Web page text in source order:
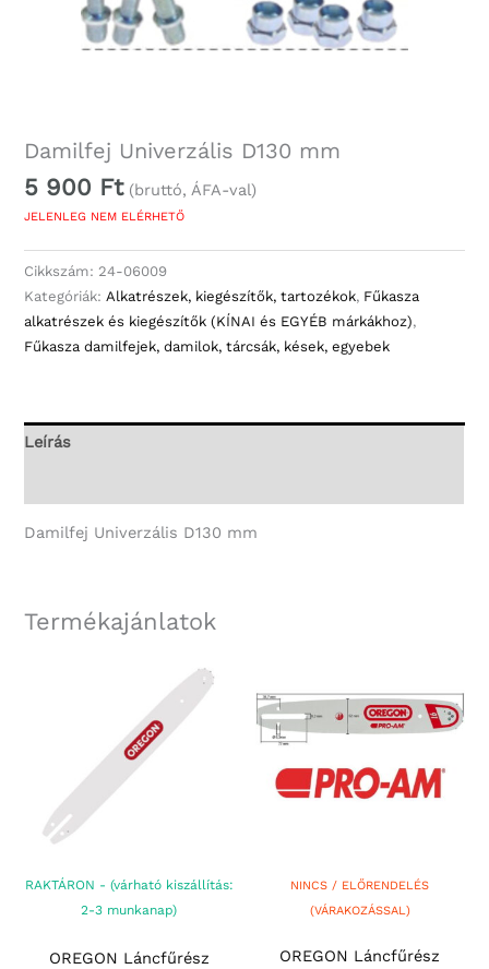
Damilfej Univerzális D130 mm
5 900 Ft (bruttó, ÁFA-val)
JELENLEG NEM ELÉRHETŐ
Cikkszám: 24-06009
Kategóriák: Alkatrészek, kiegészítők, tartozékok, Fűkasza
alkatrészek és kiegészítők (KÍNAI és EGYÉB márkákhoz),
Fűkasza damilfejek, damilok, tárcsák, kések, egyebek
Leírás
Damilfej Univerzális D130 mm
Termékajánlatok
RAKTÁRON - (várható kiszállítás:
2-3 munkanap)
OREGON Láncfűrész
NINCS / ELŐRENDELÉS
(VÁRAKOZÁSSAL)
OREGON Láncfűrész